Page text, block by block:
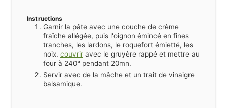
Instructions
Garnir la pâte avec une couche de crème
fraîche allégée, puis l'oignon émincé en fines
tranches, les lardons, le roquefort émietté, les
noix. couvrir avec le gruyère rappé et mettre au
four à 240° pendant 20mn.
Servir avec de la mâche et un trait de vinaigre
balsamique.